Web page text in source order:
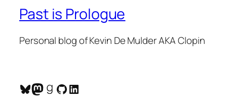
Past is Prologue
Personal blog of Kevin De Mulder AKA Clopin
Bluesky
Mastodon
Goodreads
GitHub
LinkedIn